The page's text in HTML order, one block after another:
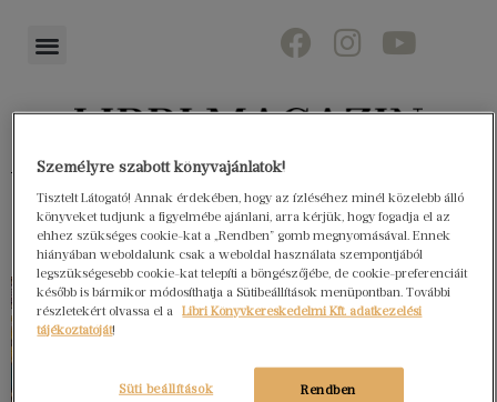
Könyvektől az olvasókig
Személyre szabott könyvajánlatok!
Tisztelt Látogató! Annak érdekében, hogy az ízléséhez minél közelebb álló
könyveket tudjunk a figyelmébe ajánlani, arra kérjük, hogy fogadja el az
ehhez szükséges cookie-kat a „Rendben” gomb megnyomásával. Ennek
hiányában weboldalunk csak a weboldal használata szempontjából
legszükségesebb cookie-kat telepíti a böngészőjébe, de cookie-preferenciáit
később is bármikor módosíthatja a Sütibeállítások menüpontban. További
részletekért olvassa el a
Libri Könyvkereskedelmi Kft. adatkezelési
tájékoztatóját!
Rendben
Süti beállítások